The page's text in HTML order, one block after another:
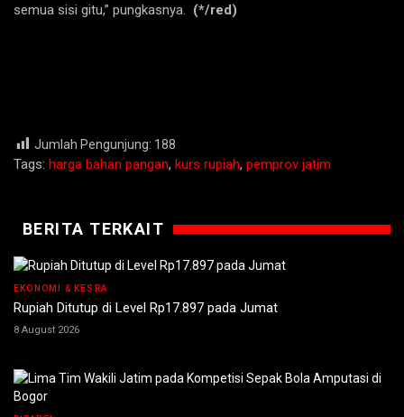
semua sisi gitu,” pungkasnya. (*/red)
Jumlah Pengunjung: 188
Tags: harga bahan pangan, kurs rupiah, pemprov jatim
BERITA TERKAIT
EKONOMI & KESRA
Rupiah Ditutup di Level Rp17.897 pada Jumat
8 August 2026